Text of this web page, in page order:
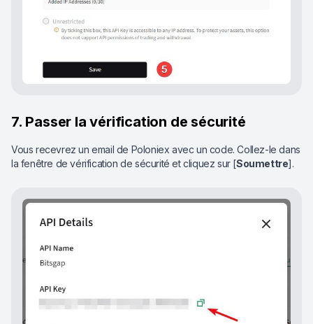
7. Passer la vérification de sécurité
Vous recevrez un email de Poloniex avec un code. Collez-le dans
la fenêtre de vérification de sécurité et cliquez sur [Soumettre].